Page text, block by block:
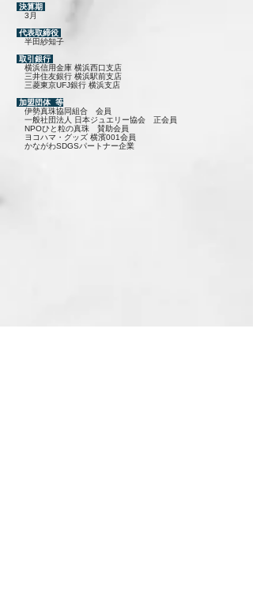
決算期
3月
代表取締役
半田紗知子
取引銀行
横浜信用金庫 横浜西口支店
三井住友銀行 横浜駅前支店
三菱東京UFJ銀行 横浜支店
加盟団体 等
伊勢真珠協同組合 会員
一般社団法人 日本ジュエリー協会
正会員
NPOひと粒の真珠 賛助会員
​ ヨコハマ・グッズ 横濱001会員
かながわSDGSパートナー企業